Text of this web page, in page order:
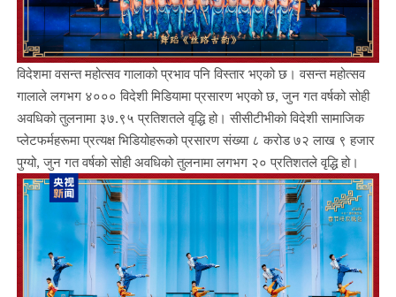
विदेशमा वसन्त महोत्सव गालाको प्रभाव पनि विस्तार भएको छ। वसन्त महोत्सव
गालाले लगभग ४००० विदेशी मिडियामा प्रसारण भएको छ, जुन गत वर्षको सोही
अवधिको तुलनामा ३७.९५ प्रतिशतले वृद्धि हो। सीसीटीभीको विदेशी सामाजिक
प्लेटफर्महरूमा प्रत्यक्ष भिडियोहरूको प्रसारण संख्या ८ करोड ७२ लाख ९ हजार
पुग्यो, जुन गत वर्षको सोही अवधिको तुलनामा लगभग २० प्रतिशतले वृद्धि हो।